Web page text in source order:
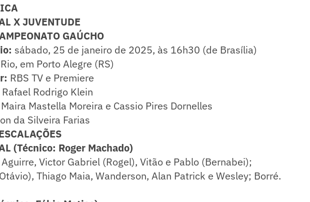
X JUVENTUDE
GAÚCHO
sábado, 25 de janeiro de 2025, às 16h30 (de Brasília)
em Porto Alegre (RS)
RBS TV e Premiere
Rafael Rodrigo Klein
Maira Mastella Moreira e Cassio Pires Dornelles
da Silveira Farias
(Técnico: Roger Machado)
Victor Gabriel (Rogel), Vitão e Pablo (Bernabei);
Thiago Maia, Wanderson, Alan Patrick e Wesley; Borré.